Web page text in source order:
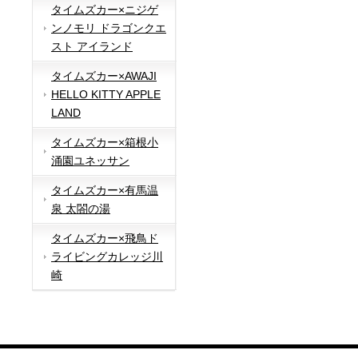
タイムズカー×ニジゲ
ンノモリ ドラゴンクエ
スト アイランド
タイムズカー×AWAJI
HELLO KITTY APPLE
LAND
タイムズカー×箱根小
涌園ユネッサン
タイムズカー×有馬温
泉 太閤の湯
タイムズカー×飛鳥ド
ライビングカレッジ川
崎